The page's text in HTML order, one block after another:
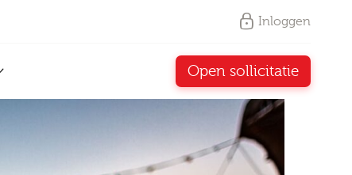
Inloggen
Open sollicitatie